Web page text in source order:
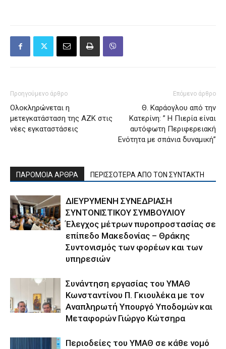
Προηγούμενο άρθρο
Ολοκληρώνεται η
μετεγκατάσταση της ΑΖΚ στις
νέες εγκαταστάσεις
Επόμενο άρθρο
Θ. Καράογλου από την
Κατερίνη: ” Η Πιερία είναι
αυτόφωτη Περιφερειακή
Ενότητα με σπάνια δυναμική”
ΠΑΡΟΜΟΙΑ ΑΡΘΡΑ ΠΕΡΙΣΣΟΤΕΡΑ ΑΠΟ ΤΟΝ ΣΥΝΤΑΚΤΗ
ΔΙΕΥΡΥΜΕΝΗ ΣΥΝΕΔΡΙΑΣΗ
ΣΥΝΤΟΝΙΣΤΙΚΟΥ ΣΥΜΒΟΥΛΙΟΥ
Έλεγχος μέτρων πυροπροστασίας σε
επίπεδο Μακεδονίας – Θράκης
Συντονισμός των φορέων και των
υπηρεσιών
Συνάντηση εργασίας του ΥΜΑΘ
Κωνσταντίνου Π. Γκιουλέκα με τον
Αναπληρωτή Υπουργό Υποδομών και
Μεταφορών Γιώργο Κώτσηρα
Περιοδείες του ΥΜΑΘ σε κάθε νομό